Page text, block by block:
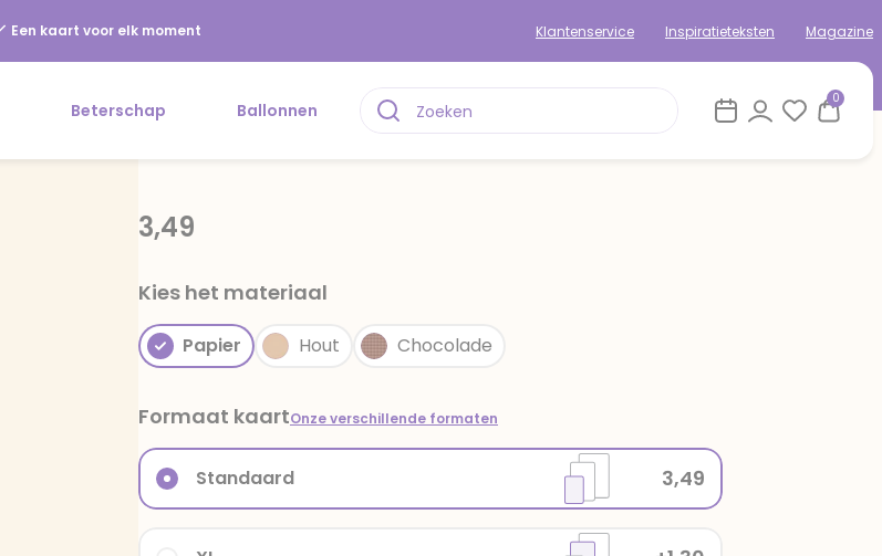
Een kaart voor elk moment Klantenservice Inspiratieteksten Magazine
Beterschap Ballonnen
0
3,49
Kies het materiaal
Papier Hout Chocolade
Formaat kaartOnze verschillende formaten
Standaard 3,49